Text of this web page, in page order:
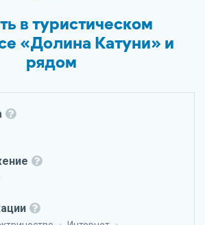
в туристическом
«Долина Катуни» и
рядом